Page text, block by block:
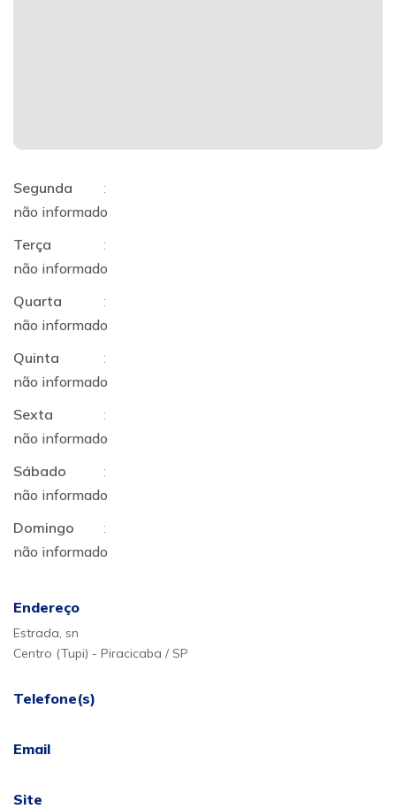
Segunda
:
não informado
Terça
:
não informado
Quarta
:
não informado
Quinta
:
não informado
Sexta
:
não informado
Sábado
:
não informado
Domingo
:
não informado
Endereço
Estrada, sn
Centro (Tupi) - Piracicaba / SP
Telefone(s)
Email
Site